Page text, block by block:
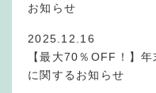
お知らせ
2025.12.16
【最大70％OFF！】
に関するお知らせ